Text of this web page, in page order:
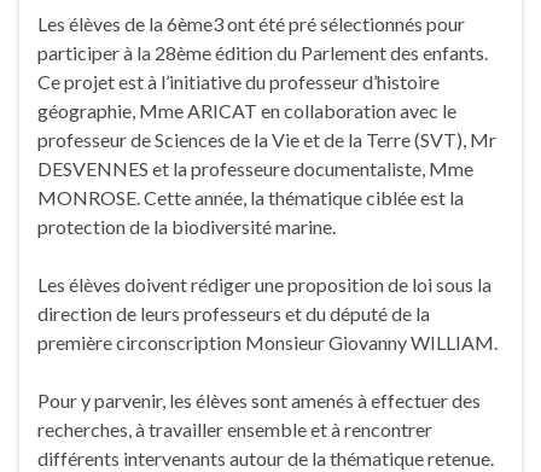
Les élèves de la 6ème3 ont été pré sélectionnés pour
participer à la 28ème édition du Parlement des enfants.
Ce projet est à l’initiative du professeur d’histoire
géographie, Mme ARICAT en collaboration avec le
professeur de Sciences de la Vie et de la Terre (SVT), Mr
DESVENNES et la professeure documentaliste, Mme
MONROSE. Cette année, la thématique ciblée est la
protection de la biodiversité marine.
Les élèves doivent rédiger une proposition de loi sous la
direction de leurs professeurs et du député de la
première circonscription Monsieur Giovanny WILLIAM.
Pour y parvenir, les élèves sont amenés à effectuer des
recherches, à travailler ensemble et à rencontrer
différents intervenants autour de la thématique retenue.